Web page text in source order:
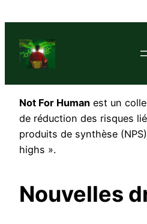
Not For Human est un
de réduction des risques
produits de synthèse
highs ».
Nouvelles